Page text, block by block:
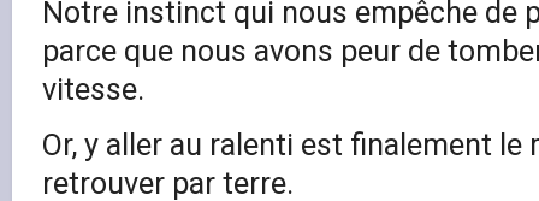
Notre instinct qui nous empêche de
parce que nous avons peur de
vitesse.
Or, y aller au ralenti est finalement le
retrouver par terre.